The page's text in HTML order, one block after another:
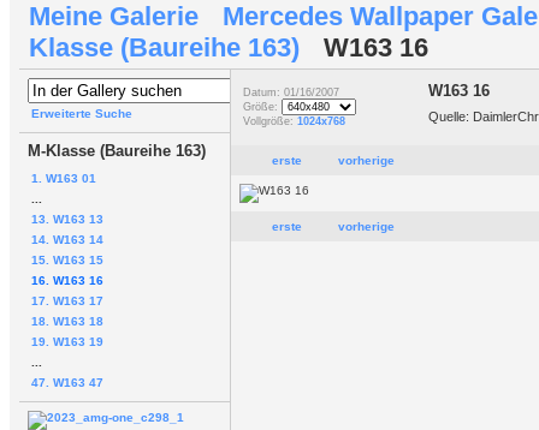
Meine Galerie
Mercedes Wallpaper
Klasse (Baureihe 163)
W163 16
Erweiterte Suche
M-Klasse (Baureihe 163)
1. W163 01
13. W163 13
14. W163 14
15. W163 15
16. W163 16
17. W163 17
18. W163 18
19. W163 19
47. W163 47
Datum: 01/16/2007
Größe:
Vollgröße: 1024x768
W163 16
Quelle:
erste vorherige
erste vorherige